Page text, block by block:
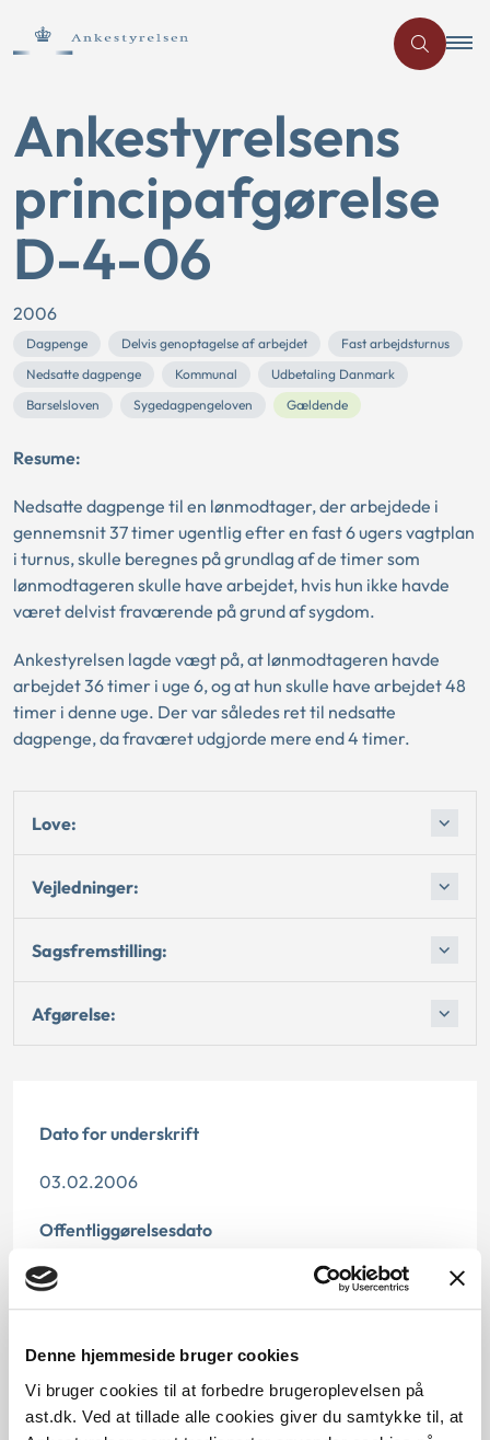
Denne hjemmeside bruger cookies
Vi bruger cookies til at forbedre brugeroplevelsen på
ast.dk. Ved at tillade alle cookies giver du samtykke til, at
Ankestyrelsens
principafgørelse
D-4-06
2006
Dagpenge Delvis genoptagelse af arbejdet
Fast arbejdsturnus
Nedsatte dagpenge
Kommunal
Udbetaling Danmark
Barselsloven
Sygedagpengeloven Gældende
Resume:
Nedsatte dagpenge til en lønmodtager, der arbejdede i
gennemsnit 37 timer ugentlig efter en fast 6 ugers vagtplan
i turnus, skulle beregnes på grundlag af de timer som
lønmodtageren skulle have arbejdet, hvis hun ikke havde
været delvist fraværende på grund af sygdom.
Ankestyrelsen lagde vægt på, at lønmodtageren havde
arbejdet 36 timer i uge 6, og at hun skulle have arbejdet 48
timer i denne uge. Der var således ret til nedsatte
dagpenge, da fraværet udgjorde mere end 4 timer.
Love:
Vejledninger:
Sagsfremstilling:
Afgørelse:
Dato for underskrift
03.02.2006
Offentliggørelsesdato
11.07.2013
Journalnummer